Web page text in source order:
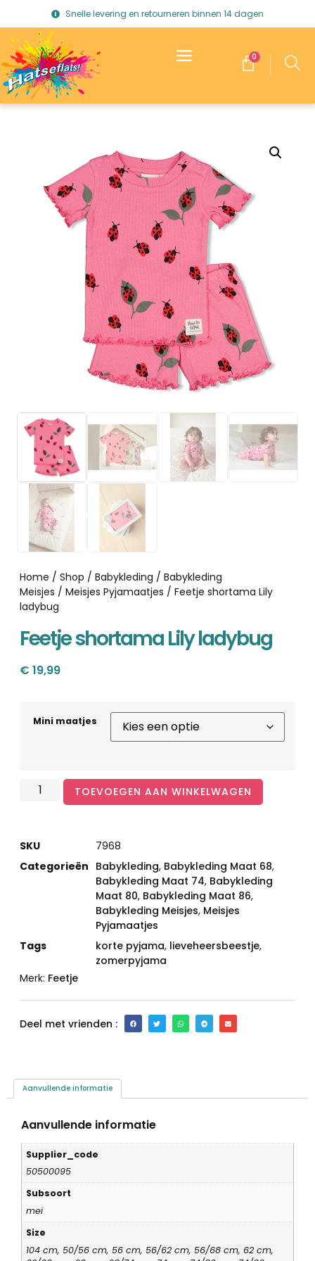
Snelle levering en retourneren binnen 14 dagen
0
Home / Shop / Babykleding / Babykleding
Meisjes / Meisjes Pyjamaatjes / Feetje shortama Lily
ladybug
Feetje shortama Lily ladybug
€ 19,99
Mini maatjes
TOEVOEGEN AAN WINKELWAGEN
SKU
7968
Categorieën Babykleding, Babykleding Maat 68,
Babykleding Maat 74, Babykleding
Maat 80, Babykleding Maat 86,
Babykleding Meisjes, Meisjes
Pyjamaatjes
Tags
korte pyjama, lieveheersbeestje,
zomerpyjama
Merk: Feetje
Deel met vrienden :
Aanvullende informatie
Aanvullende informatie
Supplier_code
50500095
Subsoort
mei
Size
104 cm, 50/56 cm, 56 cm, 56/62 cm, 56/68 cm, 62 cm,